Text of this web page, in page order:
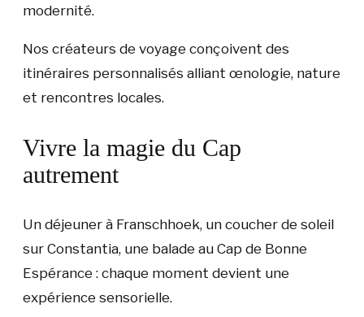
modernité.
Nos créateurs de voyage conçoivent des
itinéraires personnalisés alliant œnologie, nature
et rencontres locales.
Vivre la magie du Cap
autrement
Un déjeuner à Franschhoek, un coucher de soleil
sur Constantia, une balade au Cap de Bonne
Espérance : chaque moment devient une
expérience sensorielle.